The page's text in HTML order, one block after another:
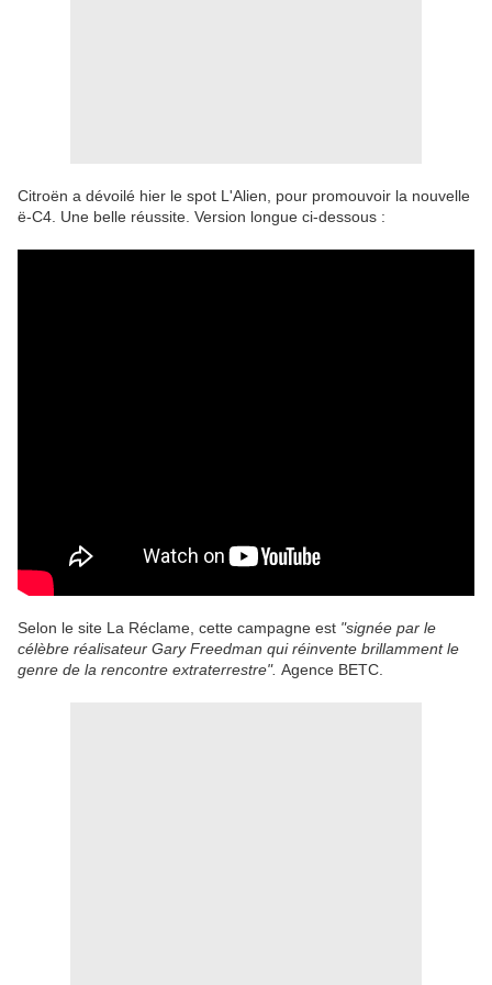
Citroën a dévoilé hier le spot L'Alien, pour promouvoir la nouvelle
ë-C4. Une belle réussite. Version longue ci-dessous :
Selon le site La Réclame, cette campagne est "signée par le
célèbre réalisateur Gary Freedman qui réinvente brillamment le
genre de la rencontre extraterrestre". Agence BETC.